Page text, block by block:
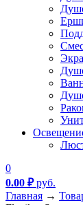
0
0.00 ₽руб.
Главная →